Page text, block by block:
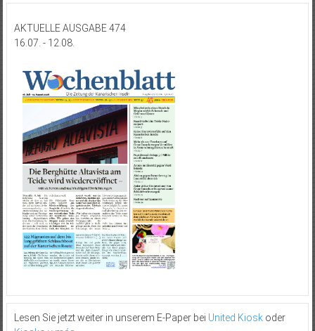
AKTUELLE AUSGABE 474
16.07. - 12.08.
Lesen Sie jetzt weiter in unserem E-Paper bei United Kioskoder